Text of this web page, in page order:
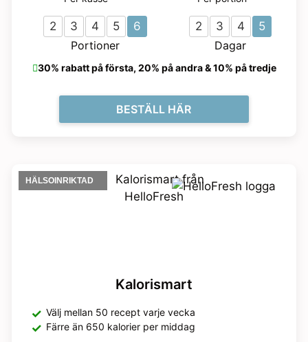
2 3 4 5
6
Portioner
2 3 4
5
Dagar
30% rabatt på första, 20% på andra & 10% på tredje
BESTÄLL HÄR
HÄLSOINRIKTAD
Kalorismart
Välj mellan 50 recept varje vecka
Färre än 650 kalorier per middag